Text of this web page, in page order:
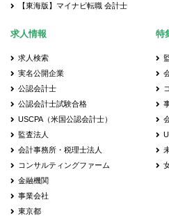
【東海版】マイナビ転職 会計士
求人情報
求人検索
実名公開企業
公認会計士
公認会計士試験合格
USCPA（米国公認会計士）
監査法人
会計事務所・税理士法人
コンサルティングファーム
金融機関
事業会社
東京都
特